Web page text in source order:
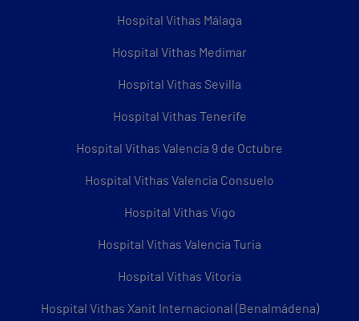
Hospital Vithas Málaga
Hospital Vithas Medimar
Hospital Vithas Sevilla
Hospital Vithas Tenerife
Hospital Vithas Valencia 9 de Octubre
Hospital Vithas Valencia Consuelo
Hospital Vithas Vigo
Hospital Vithas Valencia Turia
Hospital Vithas Vitoria
Hospital Vithas Xanit Internacional (Benalmádena)